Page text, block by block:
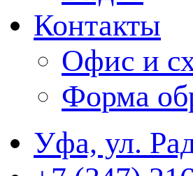
Контакты
Офис и
Форма
Уфа, ул.